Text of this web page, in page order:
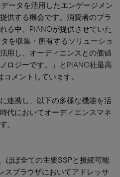
ータを活用したエンゲージメン
供する機会です。消費者のプラ
る中、PIANOが提供させていた
を収集・所有するソリューショ
用し、オーディエンスとの価値
ロジーです。」とPIANO社最高
メントしています。
連携し、以下の多様な機能を活
代においてオーディエンスマネ
。
ほぼ全ての主要SSPと接続可能
スブラウザにおいてアドレッサ